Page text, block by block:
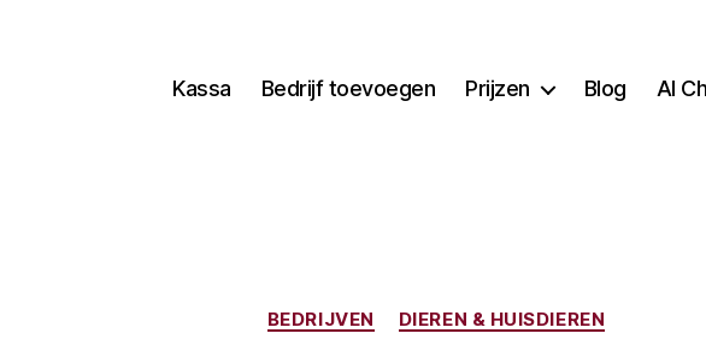
Kassa Bedrijf toevoegen Prijzen Blog AI
Categorieën
BEDRIJVEN DIEREN & HUISDIEREN